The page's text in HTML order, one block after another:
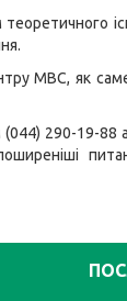
МВС, як
290-19-88